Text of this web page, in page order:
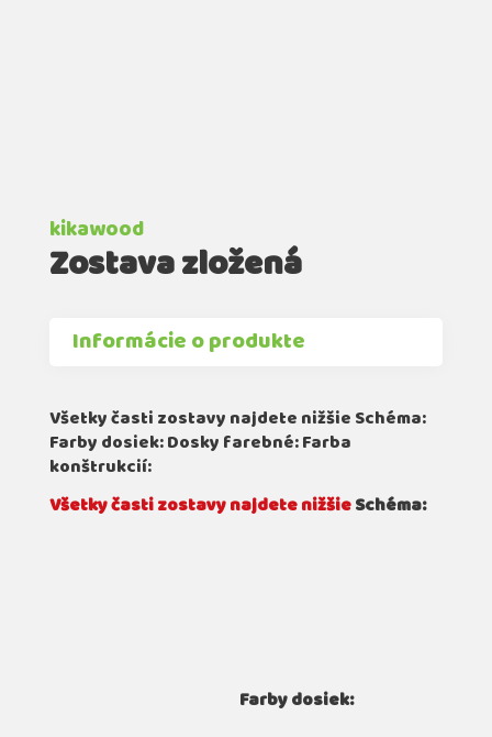
kikawood
Zostava zložená
Informácie o produkte
Všetky časti zostavy najdete nižšie Schéma:
Farby dosiek: Dosky farebné: Farba
konštrukcií:
Všetky časti zostavy najdete nižšieSchéma:
Farby dosiek: